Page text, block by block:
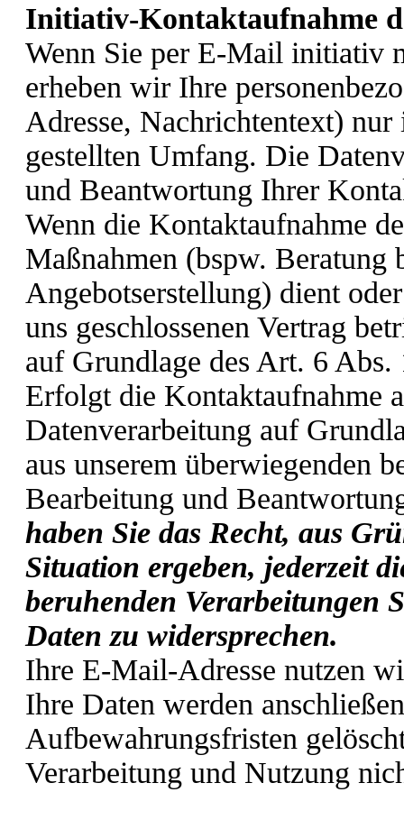
Initiativ-Kontaktaufnahme
Wenn Sie per E-Mail initiativ
erheben wir Ihre
Adresse, Nachrichtentext)
gestellten Umfang. Die
und Beantwortung Ihrer
Wenn die Kontaktaufnahme
Maßnahmen (bspw. Beratung
Angebotserstellung) dient
uns geschlossenen Vertrag
auf Grundlage des Art. 6
Erfolgt die Kontaktaufnahme
Datenverarbeitung auf
aus unserem überwiegenden
Bearbeitung und
haben Sie das Recht, aus
Situation ergeben, jederzeit
beruhenden Verarbeitungen
Daten zu widersprechen.
Ihre E-Mail-Adresse nutzen
Ihre Daten werden
Aufbewahrungsfristen
Verarbeitung und Nutzung